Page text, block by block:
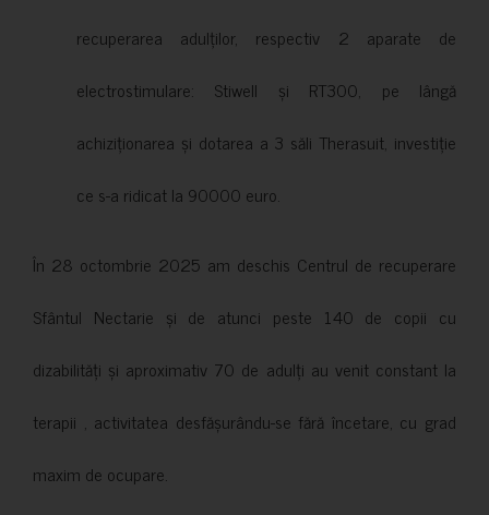
recuperarea adulților, respectiv 2 aparate de
electrostimulare: Stiwell și RT300, pe lângă
achiziționarea și dotarea a 3 săli Therasuit, investiție
ce s-a ridicat la 90000 euro.
În 28 octombrie 2025 am deschis Centrul de recuperare
Sfântul Nectarie și de atunci peste 140 de copii cu
dizabilități și aproximativ 70 de adulți au venit constant la
terapii , activitatea desfășurându-se fără încetare, cu grad
maxim de ocupare.